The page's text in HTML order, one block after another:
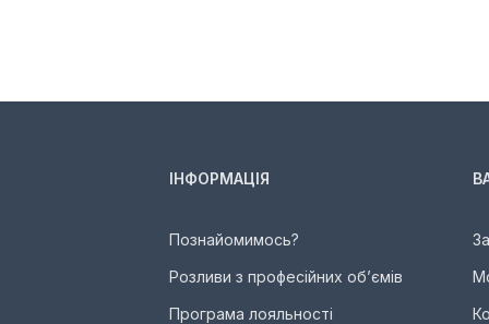
ІНФОРМАЦІЯ
Познайомимось?
Розливи з професійних об’ємів
Програма лояльності